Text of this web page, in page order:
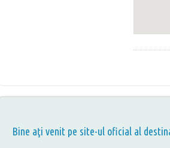
Bine aţi venit pe site-ul oficial al